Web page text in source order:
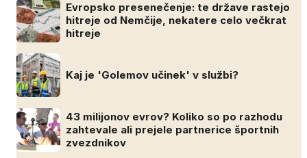
Evropsko presenečenje: te države rastejo
hitreje od Nemčije, nekatere celo večkrat
hitreje
Kaj je 'Golemov učinek' v službi?
43 milijonov evrov? Koliko so po razhodu
zahtevale ali prejele partnerice športnih
zvezdnikov